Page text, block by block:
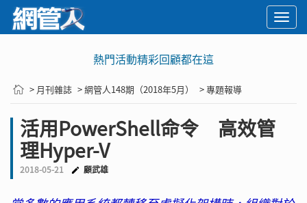
熱門活動精彩回顧都在這
> 月刊雜誌 > 網管人148期（2018年5月） > 專題報導
活用PowerShell命令 高效管
理Hyper-V
2018-05-21 顧武雄